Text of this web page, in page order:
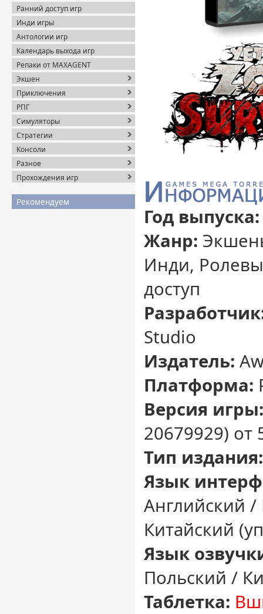
Ранний доступ игр
Инди игры
Антологии игр
Календарь выхода игр
Репаки от MAXAGENT
Экшен
Приключения
РПГ
Симуляторы
Стратегии
Консоли
Разное
Прохождения игр
Рекомендуем
Год выпуска:
Жанр:
Инди,
доступ
Studio
Издатель:
Платформа:
Версия игры:
20679929) от
Тип издания:
Язык
Английский
Китайский
Язык
Польский /
Таблетка: